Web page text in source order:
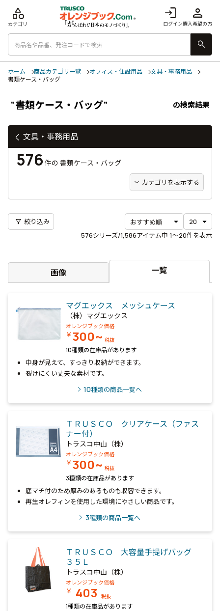
login
ログイン
person
購入希望の方
category
カテゴリ
search
ホーム 商品カテゴリ一覧 オフィス・住設用品
文具・事務用品
書類ケース・バッグ
”書類ケース・バッグ” の検索結果
576シリーズ/1,586アイテム中 1〜20件を表示
filter_alt 絞り込み
画像 一覧
マグエックス メッシュケース
（株）マグエックス
オレンジブック価格
￥300~ 税抜
10種類の在庫品があります
中身が見えて、すっきり収納ができます。
裂けにくい丈夫な素材です。
10種類の商品一覧へ
ＴＲＵＳＣＯ クリアケース（ファス
ナー付）
トラスコ中山（株）
オレンジブック価格
￥300~ 税抜
3種類の在庫品があります
底マチ付のため厚みのあるものも収容できます。
再生オレフィンを使用した環境にやさしい商品です。
3種類の商品一覧へ
ＴＲＵＳＣＯ 大容量手提げバッグ
３５Ｌ
トラスコ中山（株）
オレンジブック価格
￥ 403 税抜
1種類の在庫品があります
文具・事務用品
576 件の 書類ケース・バッグ
カテゴリを表示する